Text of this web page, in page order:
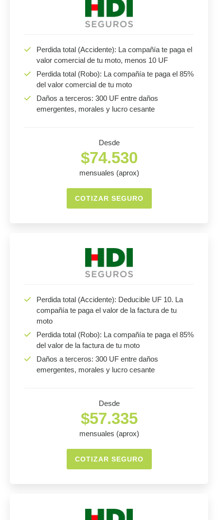
Perdida total (Accidente): La compañía te paga el
valor comercial de tu moto, menos 10 UF
Perdida total (Robo): La compañía te paga el 85%
del valor comercial de tu moto
Daños a terceros: 300 UF entre daños
emergentes, morales y lucro cesante
Desde
$74.530
mensuales (aprox)
COTIZAR SEGURO
Perdida total (Accidente): Deducible UF 10. La
compañía te paga el valor de la factura de tu
moto
Perdida total (Robo): La compañía te paga el 85%
del valor de la factura de tu moto
Daños a terceros: 300 UF entre daños
emergentes, morales y lucro cesante
Desde
$57.335
mensuales (aprox)
COTIZAR SEGURO